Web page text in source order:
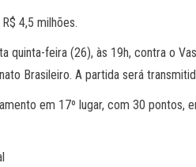
4,5 milhões.
quinta-feira (26), às 19h, contra o
Brasileiro. A partida será
em 17º lugar, com 30 pontos,